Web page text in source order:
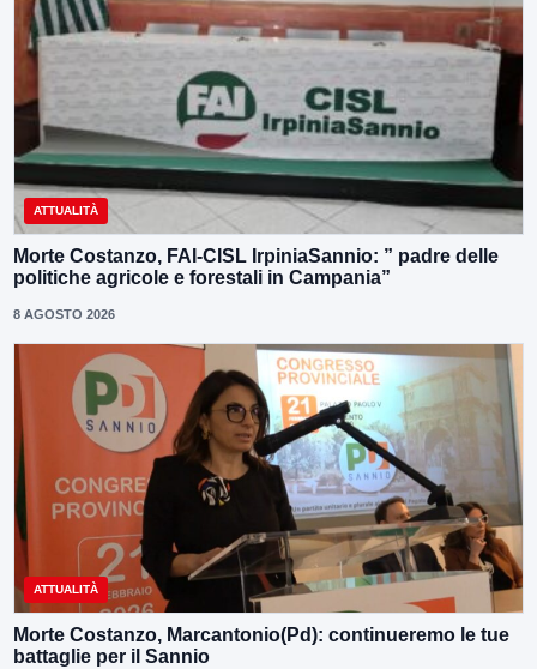
ATTUALITÀ
Morte Costanzo, FAI-CISL IrpiniaSannio: ” padre delle
politiche agricole e forestali in Campania”
8 AGOSTO 2026
ATTUALITÀ
Morte Costanzo, Marcantonio(Pd): continueremo le tue
battaglie per il Sannio